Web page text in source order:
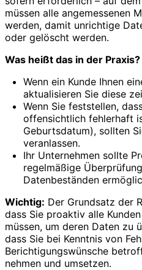
müssen alle angemessenen
werden, damit unrichtige
oder gelöscht werden.
Was heißt das in der Praxis?
Wenn ein Kunde Ihnen
aktualisieren Sie diese
Wenn Sie feststellen,
offensichtlich fehlerhaft
Geburtsdatum), sollten
veranlassen.
Ihr Unternehmen sollte
regelmäßige
Datenbeständen
Wichtig: Der Grundsatz der
dass Sie proaktiv alle
müssen, um deren Daten zu
dass Sie bei Kenntnis von
Berichtigungswünsche
nehmen und umsetzen.